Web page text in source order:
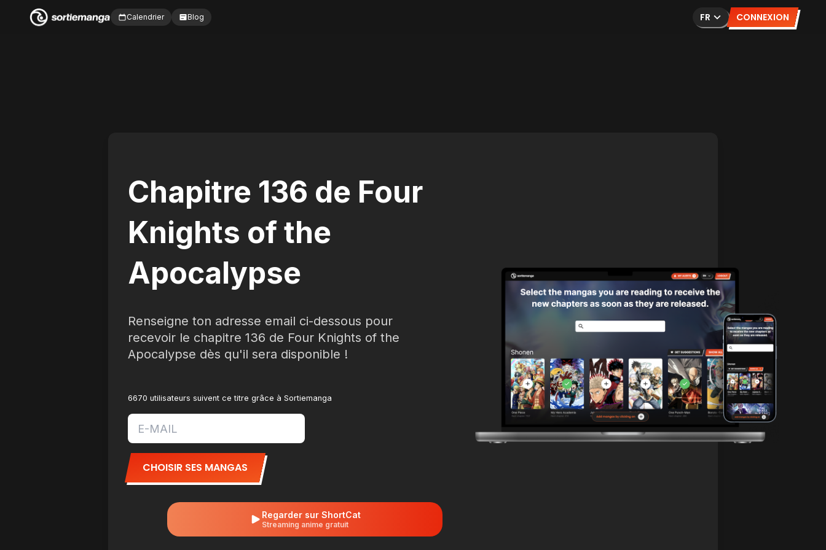
Calendrier Blog FR CONNEXION
Chapitre 136 de Four
Knights of the
Apocalypse
Renseigne ton adresse email ci-dessous pour
recevoir le chapitre 136 de Four Knights of the
Apocalypse dès qu'il sera disponible !
6670 utilisateurs suivent ce titre grâce à Sortiemanga
CHOISIR SES MANGAS
Regarder sur ShortCat
Streaming anime gratuit